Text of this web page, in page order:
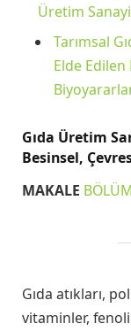
Üretim
Tarımsal
Elde Edilen
Gıda Üretim
Besinsel,
MAKALE
Gıda atıkları,
vitaminler,